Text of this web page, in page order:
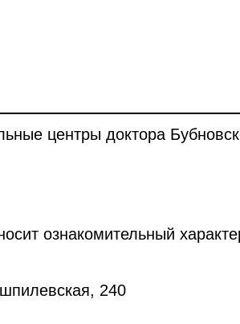
центры доктора
ознакомительный
240